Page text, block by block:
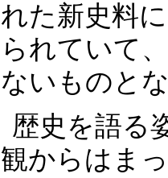
れた新史料
られていて
ないものと
歴史を語る
観からはま